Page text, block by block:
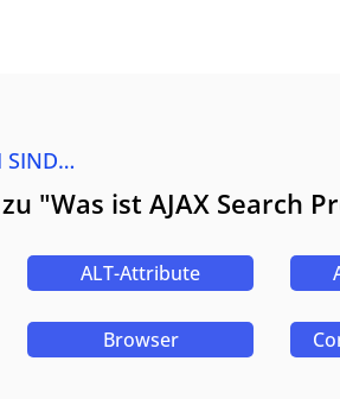
SIND…
"Was ist AJAX Search
ALT-Attribute
Browser